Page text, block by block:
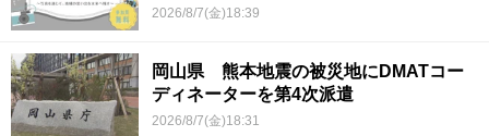
2026/8/7(金)18:39
岡山県 熊本地震の被災地にDMATコー
ディネーターを第4次派遣
2026/8/7(金)18:31